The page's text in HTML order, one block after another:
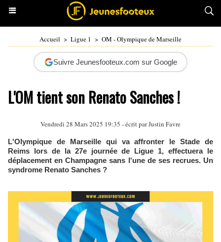
Accueil > Ligue 1 > OM - Olympique de Marseille
Suivre Jeunesfooteux.com sur Google
L'OM tient son Renato Sanches !
Vendredi 28 Mars 2025 19:35 - écrit parJustin Favre
L'Olympique de Marseille qui va affronter le Stade de
Reims lors de la 27e journée de Ligue 1, effectuera le
déplacement en Champagne sans l'une de ses recrues. Un
syndrome Renato Sanches ?